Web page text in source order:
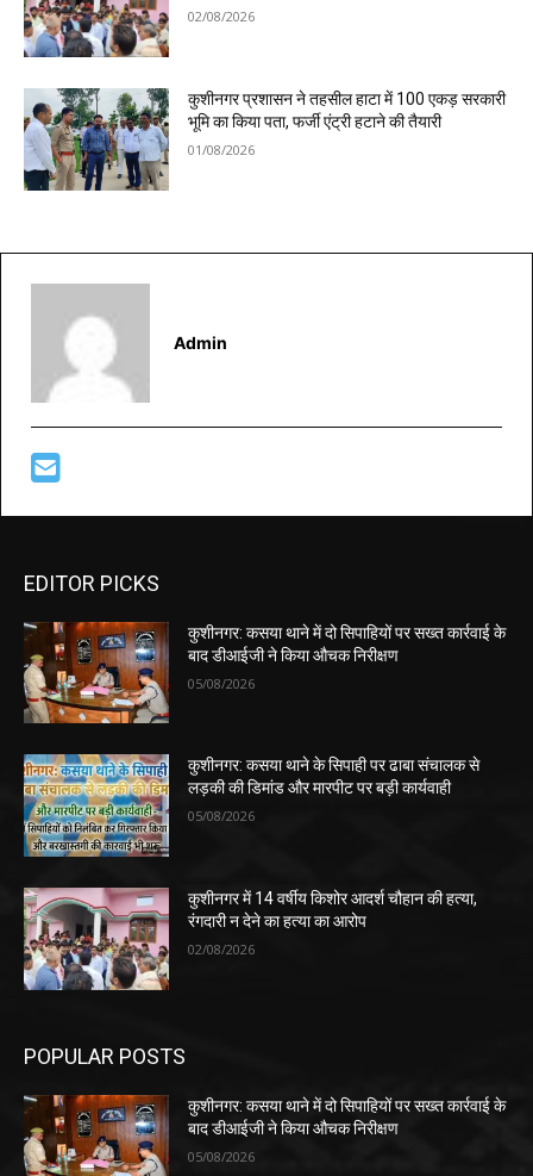
02/08/2026
कुशीनगर प्रशासन ने तहसील हाटा में 100 एकड़ सरकारी
भूमि का किया पता, फर्जी एंट्री हटाने की तैयारी
01/08/2026
Admin
EDITOR PICKS
कुशीनगर: कसया थाने में दो सिपाहियों पर सख्त कार्रवाई के
बाद डीआईजी ने किया औचक निरीक्षण
05/08/2026
कुशीनगर: कसया थाने के सिपाही पर ढाबा संचालक से
लड़की की डिमांड और मारपीट पर बड़ी कार्यवाही
05/08/2026
कुशीनगर में 14 वर्षीय किशोर आदर्श चौहान की हत्या,
रंगदारी न देने का हत्या का आरोप
02/08/2026
POPULAR POSTS
कुशीनगर: कसया थाने में दो सिपाहियों पर सख्त कार्रवाई के
बाद डीआईजी ने किया औचक निरीक्षण
05/08/2026